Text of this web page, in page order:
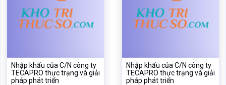
Nhập khẩu của C/N công ty
TECAPRO thực trạng và giải
pháp phát triển
Nhập khẩu của C/N công ty
TECAPRO thực trạng và giải
pháp phát triển